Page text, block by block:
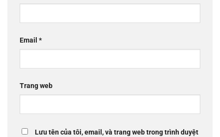
Email *
Trang web
Lưu tên của tôi, email, và trang web trong trình duyệt